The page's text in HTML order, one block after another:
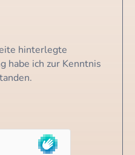
hinterlegte
habe ich zur Kenntnis